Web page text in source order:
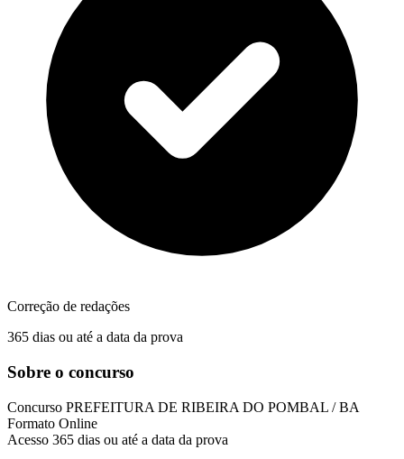
Correção de redações
365 dias ou até a data da prova
Sobre o concurso
Concurso PREFEITURA DE RIBEIRA DO POMBAL / BA
Formato Online
Acesso 365 dias ou até a data da prova